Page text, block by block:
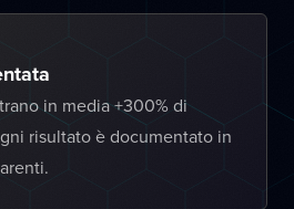
in media +300% di
risultato è documentato in